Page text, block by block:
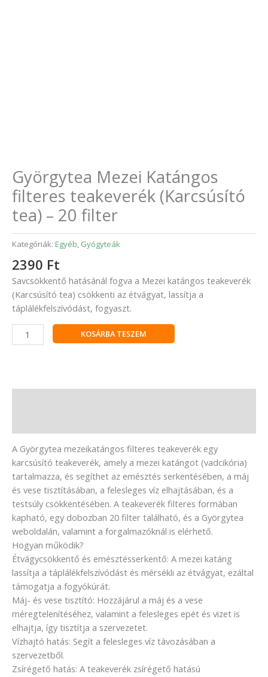
Györgytea Mezei Katángos
filteres teakeverék (Karcsúsító
tea) – 20 filter
Kategóriák: Egyéb, Gyógyteák
2390 Ft
Savcsökkentő hatásánál fogva a Mezei katángos teakeverék
(Karcsúsító tea) csökkenti az étvágyat, lassítja a
táplálékfelszívódást, fogyaszt.
KOSÁRBA TESZEM
A Györgytea mezeikatángos filteres teakeverék egy
karcsúsító teakeverék, amely a mezei katángot (vadcikória)
tartalmazza, és segíthet az emésztés serkentésében, a máj
és vese tisztításában, a felesleges víz elhajtásában, és a
testsúly csökkentésében. A teakeverék filteres formában
kapható, egy dobozban 20 filter található, és a Györgytea
weboldalán, valamint a forgalmazóknál is elérhető.
Hogyan működik?
Étvágycsökkentő és emésztésserkentő: A mezei katáng
lassítja a táplálékfelszívódást és mérsékli az étvágyat, ezáltal
támogatja a fogyókúrát.
Máj- és vese tisztító: Hozzájárul a máj és a vese
méregtelenítéséhez, valamint a felesleges epét és vizet is
elhajtja, így tisztítja a szervezetet.
Vízhajtó hatás: Segít a felesleges víz távozásában a
szervezetből.
Zsírégető hatás: A teakeverék zsírégető hatású